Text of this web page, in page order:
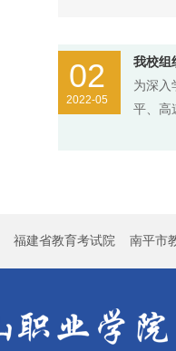
02
2022-05
我校组
为深入
平、高
福建省教育考试院 南平市